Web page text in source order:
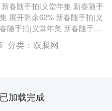
春随手拍|义堂年集 新春随手
展开剩余62% 新春随手拍|义
随手拍|义堂年集 新春随手拍|
春随手拍|义堂年集 ....
分类： 双腾网
加载完成